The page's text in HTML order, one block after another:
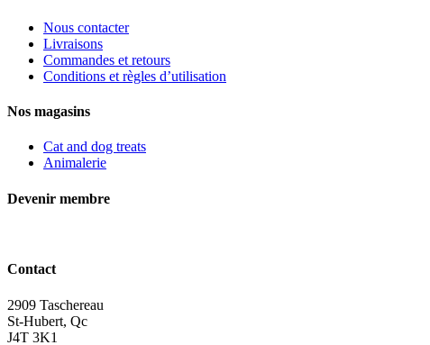
Nous contacter
Livraisons
Commandes et retours
Conditions et règles d’utilisation
Nos magasins
Cat and dog treats
Animalerie
Devenir membre
Contact
2909 Taschereau
St-Hubert, Qc
J4T 3K1